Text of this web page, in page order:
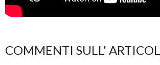
COMMENTI SULL'